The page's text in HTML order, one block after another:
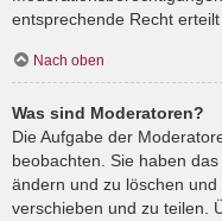
entsprechende Recht erteilt
Nach oben
Was sind Moderatoren?
Die Aufgabe der
beobachten. Sie haben
ändern und zu löschen
verschieben und zu teilen.